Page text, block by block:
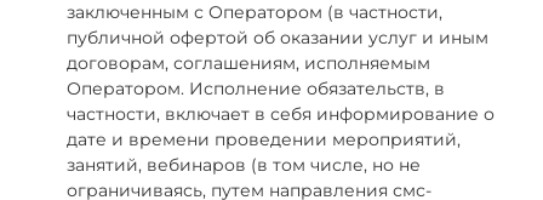
заключенным с Оператором (в частности,
публичной офертой об оказании услуг и иным
договорам, соглашениям, исполняемым
Оператором. Исполнение обязательств, в
частности, включает в себя информирование о
дате и времени проведении мероприятий,
занятий, вебинаров (в том числе, но не
ограничиваясь, путем направления смс-